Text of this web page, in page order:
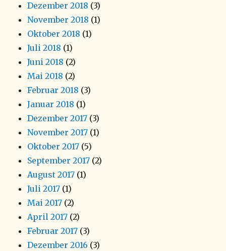
Dezember 2018 (3)
November 2018 (1)
Oktober 2018 (1)
Juli 2018 (1)
Juni 2018 (2)
Mai 2018 (2)
Februar 2018 (3)
Januar 2018 (1)
Dezember 2017 (3)
November 2017 (1)
Oktober 2017 (5)
September 2017 (2)
August 2017 (1)
Juli 2017 (1)
Mai 2017 (2)
April 2017 (2)
Februar 2017 (3)
Dezember 2016 (3)